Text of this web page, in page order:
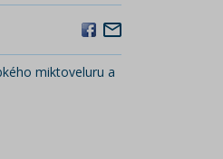
miktoveluru a